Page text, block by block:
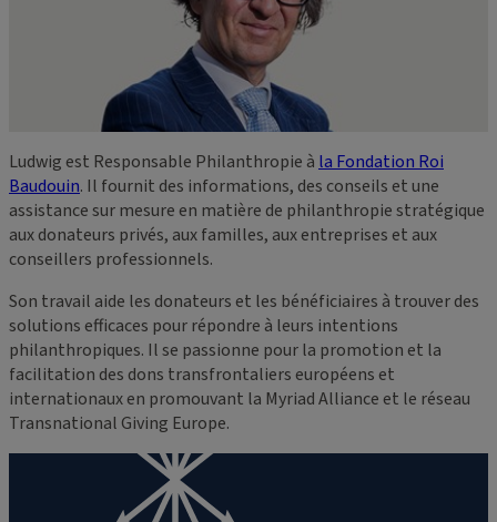
Ludwig est Responsable Philanthropie à la Fondation Roi
Baudouin. Il fournit des informations, des conseils et une
assistance sur mesure en matière de philanthropie stratégique
aux donateurs privés, aux familles, aux entreprises et aux
conseillers professionnels.
Son travail aide les donateurs et les bénéficiaires à trouver des
solutions efficaces pour répondre à leurs intentions
philanthropiques. Il se passionne pour la promotion et la
facilitation des dons transfrontaliers européens et
internationaux en promouvant la Myriad Alliance et le réseau
Transnational Giving Europe.